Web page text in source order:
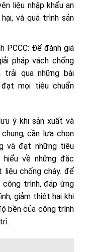
liệu nhập khẩu an
và quá trình sản
PCCC: Để đánh giá
pháp vách chống
qua những bài
mọi tiêu chuẩn
ý khi sản xuất và
cần lựa chọn
và đạt những tiêu
hiểu về những đặc
chống cháy. để
trình, đáp ứng
giảm thiệt hại khi
bền của công trình